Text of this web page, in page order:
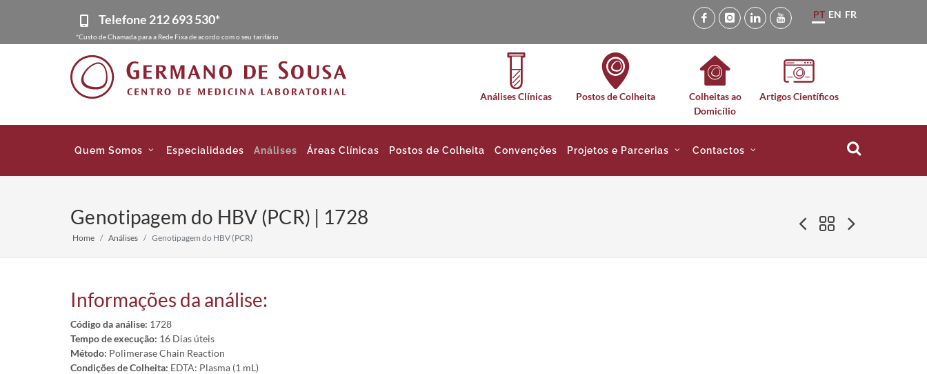
Telefone212 693 530*
*Custo de Chamada para a Rede Fixa de acordo com o seu tarifário
PT EN FR
Análises Clínicas Postos de Colheita
Colheitas ao
Domicílio
Artigos Científicos
Quem Somos Especialidades Análises Áreas Clínicas Postos de Colheita Convenções Projetos e Parcerias Contactos
Genotipagem do HBV (PCR) | 1728
Home Análises Genotipagem do HBV (PCR)
Informações da análise:
Código da análise: 1728
Tempo de execução: 16 Dias úteis
Método: Polimerase Chain Reaction
Condições de Colheita: EDTA: Plasma (1 mL)